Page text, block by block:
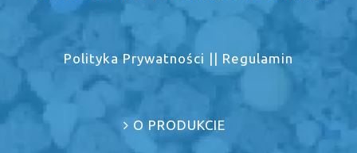
Polityka Prywatności || Regulamin
O PRODUKCIE